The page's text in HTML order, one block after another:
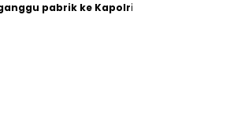
pabrik ke Kapolri